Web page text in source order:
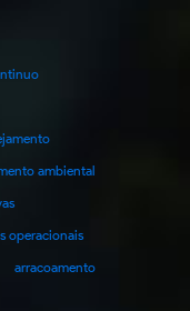
ambiental
operacionais
arracoamento